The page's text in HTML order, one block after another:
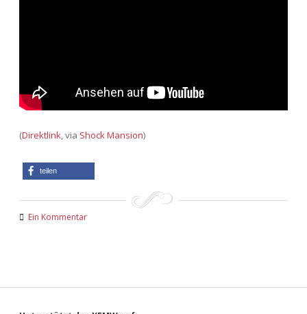
(Direktlink, via Shock Mansion)
teilen
Ein Kommentar